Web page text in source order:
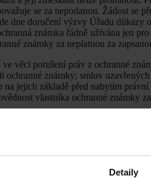
Detaily
se za nepodanou. Žádost se
dne doručení výzvy Úřadu důkazy
známka řádně užívána jen
známky za neplatnou za
věci porušení práv z ochranné
známky; smluv
jejich základě před nabytím
vlastníka ochranné známky